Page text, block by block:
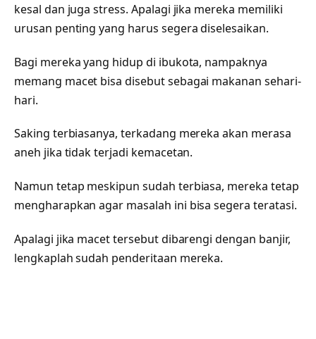
kesal dan juga stress. Apalagi jika mereka memiliki
urusan penting yang harus segera diselesaikan.
Bagi mereka yang hidup di ibukota, nampaknya
memang macet bisa disebut sebagai makanan sehari-
hari.
Saking terbiasanya, terkadang mereka akan merasa
aneh jika tidak terjadi kemacetan.
Namun tetap meskipun sudah terbiasa, mereka tetap
mengharapkan agar masalah ini bisa segera teratasi.
Apalagi jika macet tersebut dibarengi dengan banjir,
lengkaplah sudah penderitaan mereka.